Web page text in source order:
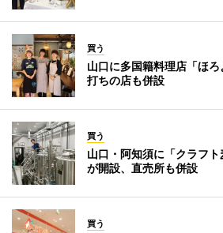
買う
山口に多国籍料理店「ほ
打ちの店も併設
買う
山口・阿知須に「クラフ
が開設、直売所も併設
買う